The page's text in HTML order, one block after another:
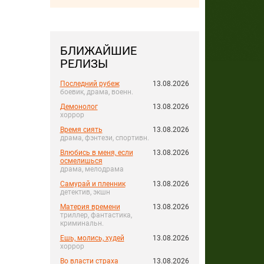
БЛИЖАЙШИЕ
РЕЛИЗЫ
Последний рубеж
боевик, драма, военн.
13.08.2026
Демонолог
хоррор
13.08.2026
Время сиять
драма, фэнтези, спортивн.
13.08.2026
Влюбись в меня, если
осмелишься
драма, мелодрама
13.08.2026
Самурай и пленник
детектив, экшн
13.08.2026
Материя времени
триллер, фантастика,
криминальн.
13.08.2026
Ешь, молись, худей
хоррор
13.08.2026
Во власти страха 13.08.2026